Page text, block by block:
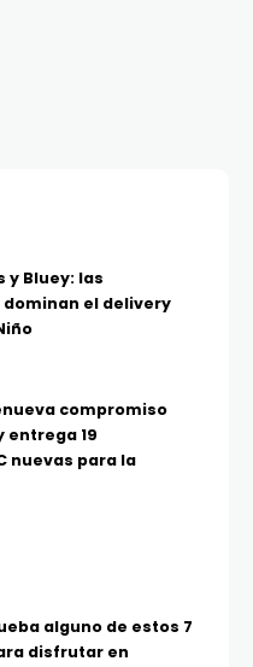
y Bluey: las
el delivery
compromiso
entrega 19
nuevas para la
alguno de estos 7
disfrutar en